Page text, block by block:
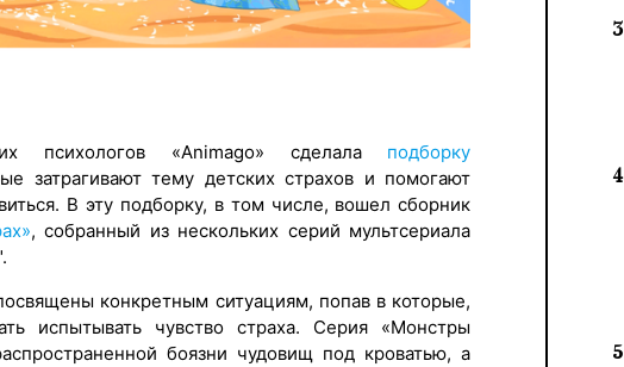
психологов «Animago» сделала подборку
затрагивают тему детских страхов и помогают
В эту подборку, в том числе, вошел сборник
, собранный из нескольких серий мультсериала
конкретным ситуациям, попав в которые,
испытывать чувство страха. Серия «Монстры
боязни чудовищ под кроватью, а
3
4
5